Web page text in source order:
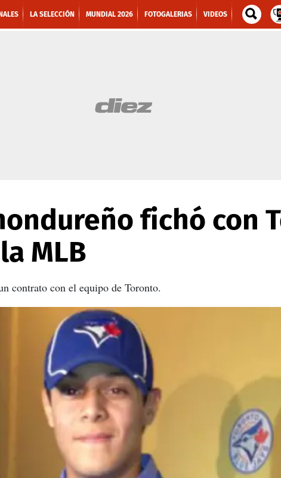
LA SELECCIÓN MUNDIAL 2026 FOTOGALERIAS VIDEOS
fichó con
MLB
contrato con el equipo de Toronto.